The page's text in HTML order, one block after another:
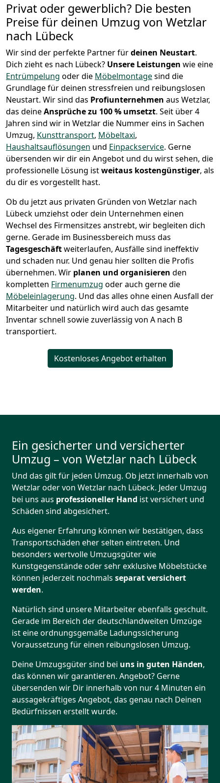
Privat oder gewerblich? Die besten
Preise für deinen Umzug von Wetzlar
nach Lübeck
Wir sind der perfekte Partner fürdeinen Neustart.
Dich zieht es nach Lübeck? Unsere Leistungen wie eine
Entrümpelung oder die Möbelmontagesind die
Grundlage für deinen stressfreien und reibungslosen
Neustart. Wir sind das Profiunternehmen aus Wetzlar,
das deineAnsprüche zu 100 % umsetzt. Seit über 4
Jahren sind wir in Wetzlar die Nummer eins in Sachen
Umzug, Kunsttransport, Möbeltaxi,
Haushaltsauflösungen und Einpackservice. Gerne
übersenden wir dir ein Angebot und du wirst sehen, die
professionelle Lösung istweitaus kostengünstiger, als
du dir es vorgestellt hast.
Ob du jetzt aus privaten Gründen von Wetzlar nach
Lübeck umziehst oder dein Unternehmen einen
Wechsel des Firmensitzes anstrebt, wir begleiten dich
gerne. Gerade im Businessbereich muss das
Tagesgeschäftweiterlaufen, Ausfälle sind ineffektiv
und schaden nur. Und genau hier sollten die Profis
übernehmen. Wir planen und organisieren den
kompletten Firmenumzug oder auch gerne die
Möbeleinlagerung. Und das alles ohne einen Ausfall der
Mitarbeiter und natürlich wird auch das gesamte
Inventar schnell sowie zuverlässig von A nach B
transportiert.
Kostenloses Angebot erhalten
Ein gesicherter und versicherter
Umzug – von Wetzlar nach Lübeck
Und das gilt für jeden Umzug. Ob jetzt innerhalb von
Wetzlar oder von Wetzlar nach Lübeck. Jeder Umzug
bei uns aus professioneller Hand ist versichert und
Schäden sind abgesichert.
Aus eigener Erfahrung können wir bestätigen, dass
Transportschäden eher selten eintreten. Und
besonders wertvolle Umzugsgüter wie
Kunstgegenstände oder sehr exklusive Möbelstücke
können jederzeit nochmals separat versichert
werden.
Natürlich sind unsere Mitarbeiter ebenfalls geschult.
Gerade im Bereich der deutschlandweiten Umzüge
ist eine ordnungsgemäße Ladungssicherung
Voraussetzung für einen reibungslosen Umzug.
Deine Umzugsgüter sind bei uns in guten Händen,
das können wir garantieren. Angebot? Gerne
übersenden wir Dir innerhalb von nur 4 Minuten ein
aussagekräftiges Angebot, das genau nach Deinen
Bedürfnissen erstellt wurde.